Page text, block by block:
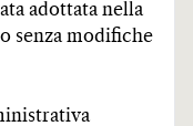
adottata nella
senza modifiche